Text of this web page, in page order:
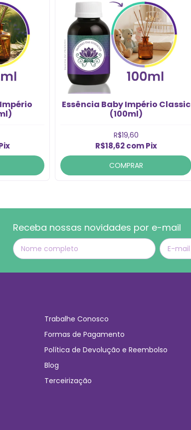
Essência Baby Império Classic
(100ml)
R$19,60
R$18,62com Pix
COMPRAR
Receba nossas novidades por e-mail
Trabalhe Conosco
Formas de Pagamento
Política de Devolução e Reembolso
Blog
Terceirização